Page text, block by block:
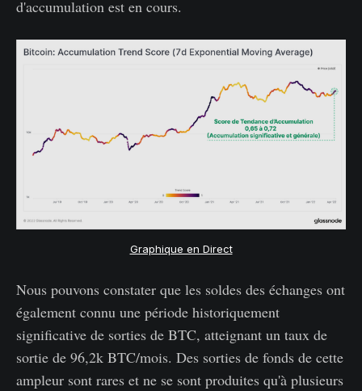
d'accumulation est en cours.
Graphique en Direct
Nous pouvons constater que les soldes des échanges ont
également connu une période historiquement
significative de sorties de BTC, atteignant un taux de
sortie de 96,2k BTC/mois. Des sorties de fonds de cette
ampleur sont rares et ne se sont produites qu'à plusieurs